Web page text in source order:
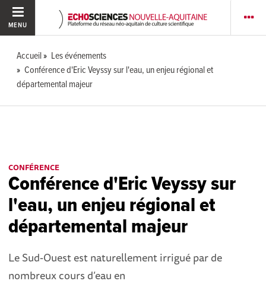
MENU
Accueil
Les événements
Conférence d'Eric Veyssy sur l'eau, un enjeu régional et
départemental majeur
CONFÉRENCE
Conférence d'Eric Veyssy sur
l'eau, un enjeu régional et
départemental majeur
Le Sud-Ouest est naturellement irrigué par de
nombreux cours d’eau en